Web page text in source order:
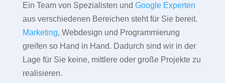
Ein Team von Spezialisten und Google Experten
aus verschiedenen Bereichen steht für Sie bereit.
Marketing, Webdesign und Programmierung
greifen so Hand in Hand. Dadurch sind wir in der
Lage für Sie keine, mittlere oder große Projekte zu
realisieren.